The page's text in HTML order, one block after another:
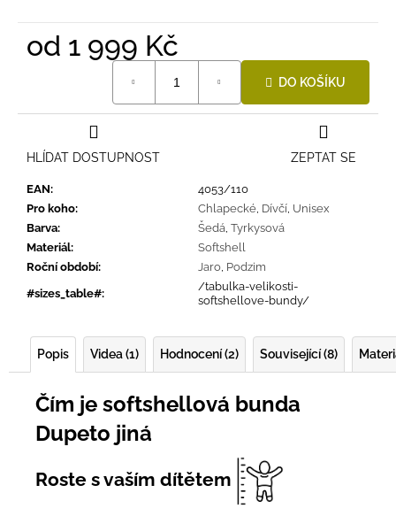
od 1 999 Kč
DO KOŠÍKU
EAN:
4053/110
Pro koho: Chlapecké, Dívčí, Unisex
Barva: Šedá, Tyrkysová
Materiál:
Softshell
Roční období: Jaro, Podzim
#sizes_table#:
/tabulka-velikosti-
softshellove-bundy/
ZEPTAT SE
HLÍDAT DOSTUPNOST
Popis Videa (1) Hodnocení (2) Související (8)
Čím je softshellová bunda
Dupeto jiná
Roste s vaším dítětem